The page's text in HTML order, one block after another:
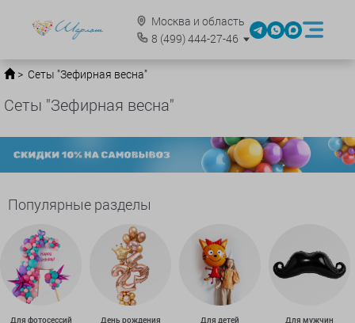
Москва и область
8 (499)444-27-46
Сеты "Зефирная весна"
Сеты "Зефирная весна"
Популярные разделы
Для фотосессий День рождения Для детей Для мужчин